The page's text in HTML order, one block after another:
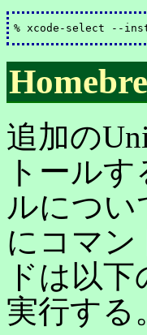
追加の
トール
ルについ
にコマン
ドは以
実行する